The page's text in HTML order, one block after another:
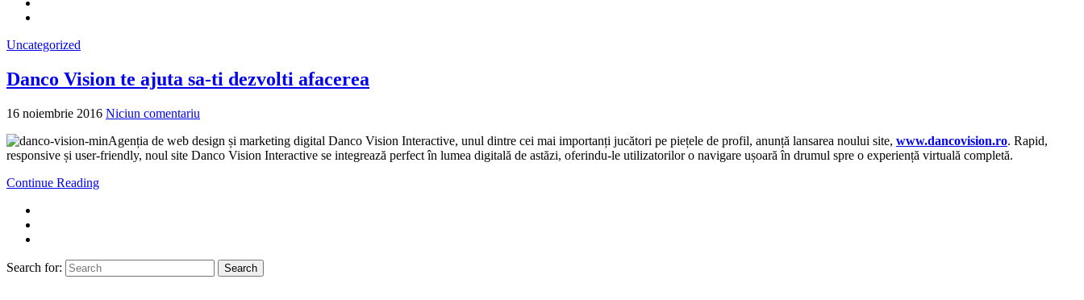
Uncategorized
Danco Vision te ajuta sa-ti dezvolti afacerea
16 noiembrie 2016 Niciun comentariu
Agenția de web design și marketing digital Danco Vision Interactive, unul dintre cei mai importanți jucători pe piețele de profil, anunță lansarea noului site, www.dancovision.ro. Rapid,
responsive și user-friendly, noul site Danco Vision Interactive se integrează perfect în lumea digitală de astăzi, oferindu-le utilizatorilor o navigare ușoară în drumul spre o experiență virtuală completă.
Continue Reading
Search for: Search